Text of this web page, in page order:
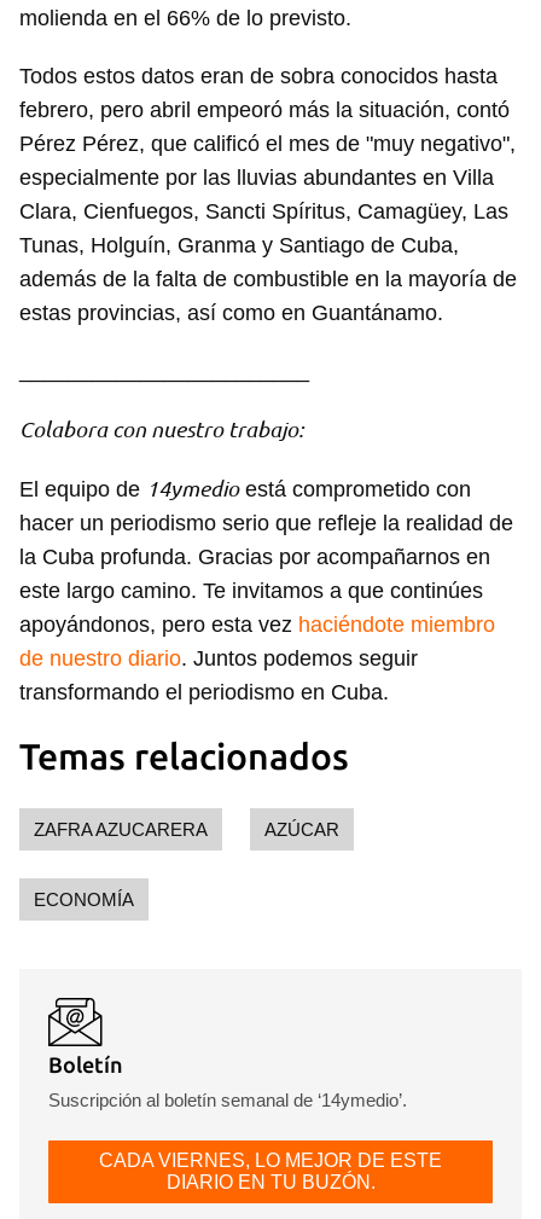
Guardar como favorito
Para poder guardar como favorito, primero has de
iniciar sesión con tu cuenta de 14ymedio.
INICIAR SESIÓN CANCELAR
molienda en el 66% de lo previsto.
Todos estos datos eran de sobra conocidos hasta
febrero, pero abril empeoró más la situación, contó
Pérez Pérez, que calificó el mes de "muy negativo",
especialmente por las lluvias abundantes en Villa
Clara, Cienfuegos, Sancti Spíritus, Camagüey, Las
Tunas, Holguín, Granma y Santiago de Cuba,
además de la falta de combustible en la mayoría de
estas provincias, así como en Guantánamo.
Colabora con nuestro trabajo:
El equipo de 14ymedioestá comprometido con
hacer un periodismo serio que refleje la realidad de
la Cuba profunda. Gracias por acompañarnos en
este largo camino. Te invitamos a que continúes
apoyándonos, pero esta vez haciéndote miembro
de nuestro diario. Juntos podemos seguir
transformando el periodismo en Cuba.
Temas relacionados
ZAFRA AZUCARERA AZÚCAR
ECONOMÍA
Boletín
Suscripción al boletín semanal de ‘14ymedio’.
CADA VIERNES, LO MEJOR DE ESTE
DIARIO EN TU BUZÓN.